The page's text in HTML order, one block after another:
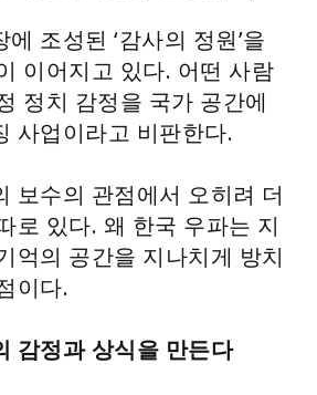
조성된 ‘감사의 정원’을
이어지고 있다. 어떤 사람
정치 감정을 국가 공간에
사업이라고 비판한다.
보수의 관점에서 오히려 더
로 있다. 왜 한국 우파는 지
억의 공간을 지나치게 방치
이다.
감정과 상식을 만든다